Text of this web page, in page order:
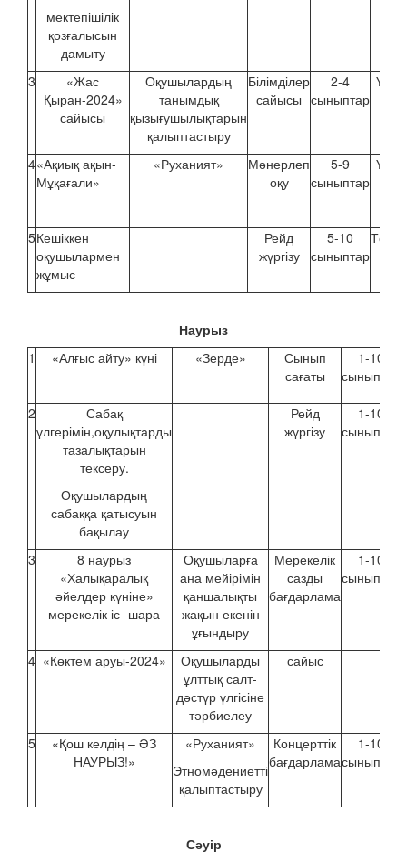
мектепішілік
қозғалысын
дамыту
3
«Жас
Қыран-2024»
сайысы
Оқушылардың
танымдық
қызығушылықтарын
қалыптастыру
Білімділер
сайысы
2-4
сыныптар
4«Ақиық ақын-
Мұқағали»
«Руханият»
Мәнерлеп
оқу
5-9
сыныптар
5Кешіккен
оқушылармен
жұмыс
Рейд
жүргізу
5-10
сыныптар
Наурыз
1
«Алғыс айту» күні «Зерде»
Сынып
сағаты
1-10
сыныптар
2
Сабақ
үлгерімін,оқулықтарды
тазалықтарын
тексеру.
Оқушылардың
сабаққа қатысуын
бақылау
Рейд
жүргізу
1-10
сыныптар
3
8 наурыз
«Халықаралық
әйелдер күніне»
мерекелік іс -шара
Оқушыларға
ана мейірімін
қаншалықты
жақын екенін
ұғындыру
Мерекелік
сазды
бағдарлама
1-10
сыныптар
4 «Көктем аруы-2024»
Оқушыларды
ұлттық салт-
дәстүр үлгісіне
тәрбиелеу
сайыс
5
«Қош келдің – ӘЗ
НАУРЫЗ!»
«Руханият»
Этномәдениетті
қалыптастыру
Концерттік
бағдарлама
1-10
сыныптар
Сәуір